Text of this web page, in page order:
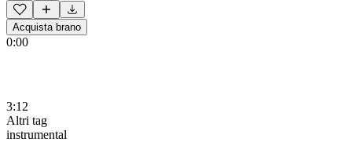
Acquista brano
0:00
3:12
Altri tag
instrumental